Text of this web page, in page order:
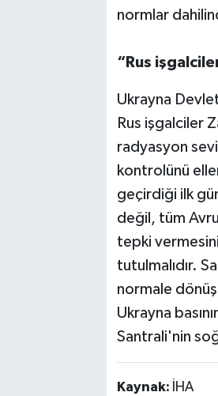
normlar
“Rus
Ukrayna
Rus işgalciler
radyasyon
kontrolünü
geçirdiği ilk
değil, tüm
tepki
tutulmalıdır.
normale
Ukrayna
Santrali'nin
Kaynak: İHA